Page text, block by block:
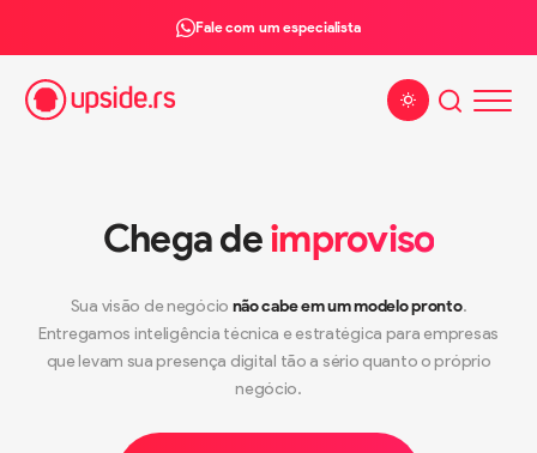
Fale com um especialista
Alterar tema
Chega deimproviso
Sua visão de negócio não cabe em um modelo pronto.
Entregamos inteligência técnica e estratégica para empresas
que levam sua presença digital tão a sério quanto o próprio
negócio.